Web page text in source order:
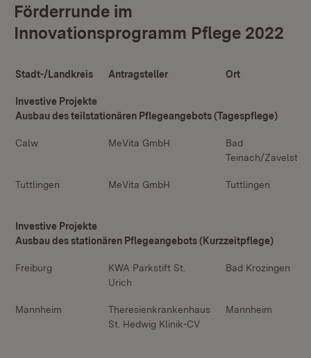
Förderrunde im
Innovationsprogramm Pflege 2022
Stadt-/Landkreis Antragsteller Ort
Investive Projekte
Ausbau des teilstationären Pflegeangebots (Tagespflege)
Calw MeVita GmbH
Bad
Teinach/Zavelstein
Tuttlingen MeVita GmbH Tuttlingen
Investive Projekte
Ausbau des stationären Pflegeangebots (Kurzzeitpflege)
Freiburg
KWA Parkstift St.
Urich
Bad Krozingen
Mannheim
Theresienkrankenhaus
St. Hedwig Klinik-CV
Mannheim